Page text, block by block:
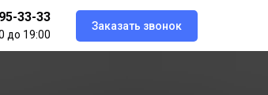
33-33
до 19:00
Заказать звонок